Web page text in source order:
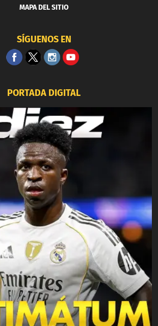
MAPA DEL SITIO
SÍGUENOS EN
PORTADA DIGITAL